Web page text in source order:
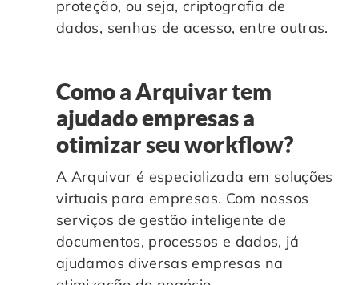
proteção, ou seja, criptografia de
dados, senhas de acesso, entre outras.
Como a Arquivar tem
ajudado empresas a
otimizar seu workflow?
A Arquivar é especializada em soluções
virtuais para empresas. Com nossos
serviços de gestão inteligente de
documentos, processos e dados, já
ajudamos diversas empresas na